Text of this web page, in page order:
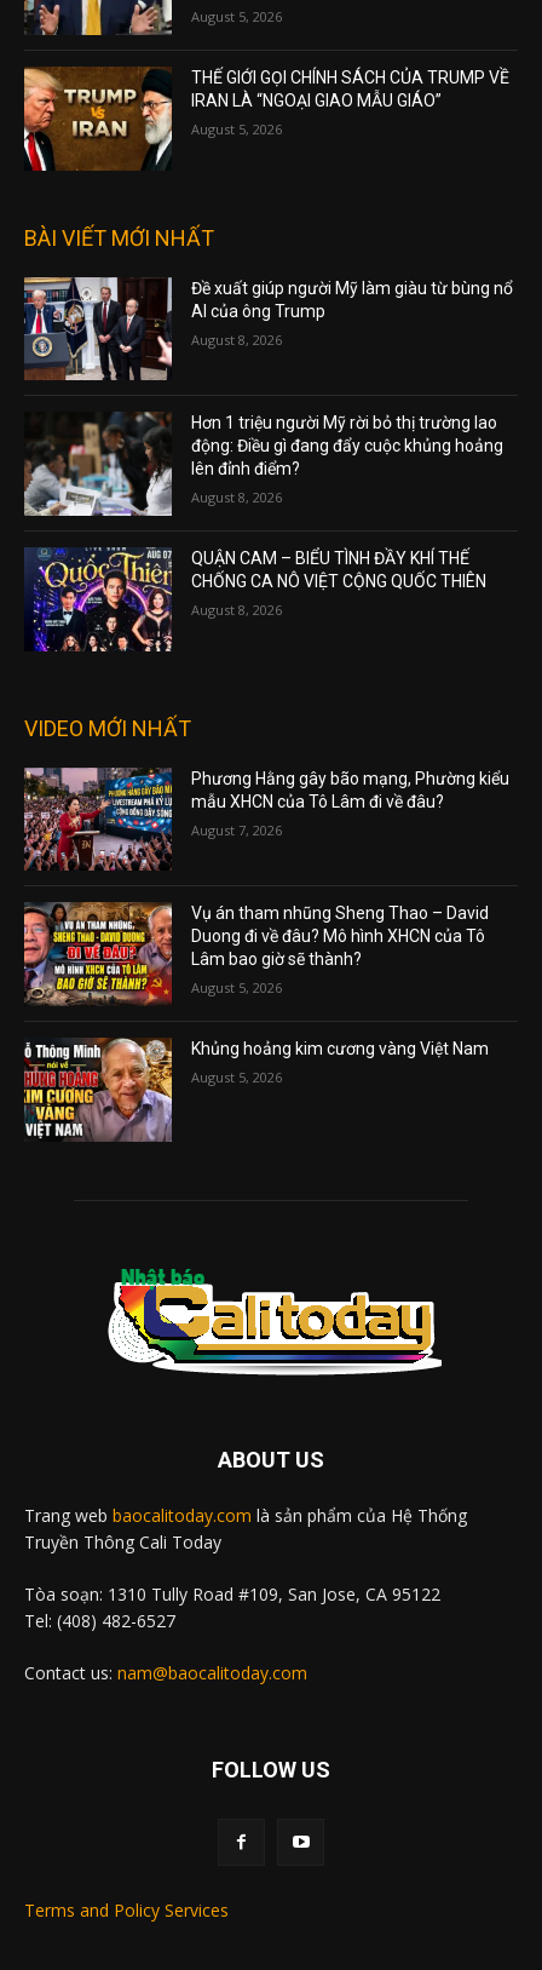
August 5, 2026
THẾ GIỚI GỌI CHÍNH SÁCH CỦA TRUMP VỀ
IRAN LÀ “NGOẠI GIAO MẪU GIÁO”
August 5, 2026
BÀI VIẾT MỚI NHẤT
Đề xuất giúp người Mỹ làm giàu từ bùng nổ
AI của ông Trump
August 8, 2026
Hơn 1 triệu người Mỹ rời bỏ thị trường lao
động: Điều gì đang đẩy cuộc khủng hoảng
lên đỉnh điểm?
August 8, 2026
QUẬN CAM – BIỂU TÌNH ĐẦY KHÍ THẾ
CHỐNG CA NÔ VIỆT CỘNG QUỐC THIÊN
August 8, 2026
VIDEO MỚI NHẤT
Phương Hằng gây bão mạng, Phường kiểu
mẫu XHCN của Tô Lâm đi về đâu?
August 7, 2026
Vụ án tham nhũng Sheng Thao – David
Duong đi về đâu? Mô hình XHCN của Tô
Lâm bao giờ sẽ thành?
August 5, 2026
Khủng hoảng kim cương vàng Việt Nam
August 5, 2026
ABOUT US
Trang web baocalitoday.com là sản phẩm của Hệ Thống
Truyền Thông Cali Today
Tòa soạn: 1310 Tully Road #109, San Jose, CA 95122
Tel: (408) 482-6527
Contact us: nam@baocalitoday.com
FOLLOW US
Terms and Policy Services